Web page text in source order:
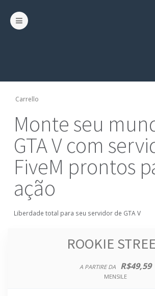
Carrello
Monte seu
GTA V com
FiveM prontos
ação
Liberdade total para seu servidor de GTA V
ROOKIE
A PARTIRE DA R$49,59
MENSILE